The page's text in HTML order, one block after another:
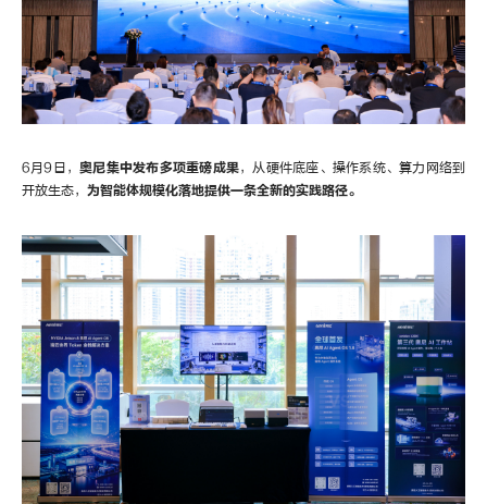
6月9日，奥尼集中发布多项重磅成果，从硬件底座、操作系统、算力网络到
开放生态， 为智能体规模化落地提供一条全新的实践路径。